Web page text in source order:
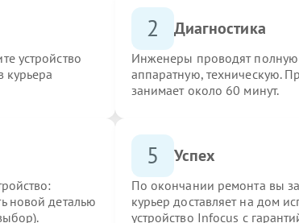
устройство
курьера
2 Диагностика
Инженеры проводят полную
аппаратную, техническую.
занимает около 60 минут.
новой деталью
5 Успех
По окончании ремонта вы
курьер доставляет на дом
устройство Infocus с